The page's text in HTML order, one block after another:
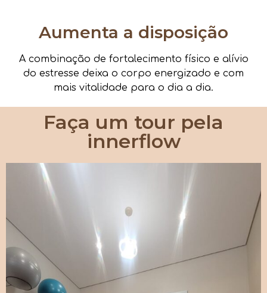
Aumenta a disposição
A combinação de fortalecimento físico e alívio
do estresse deixa o corpo energizado e com
mais vitalidade para o dia a dia.
Faça um tour pela
innerflow